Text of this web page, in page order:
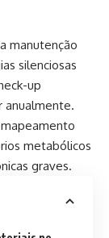
manutenção
silenciosas
up
anualmente.
metabólicos
graves.